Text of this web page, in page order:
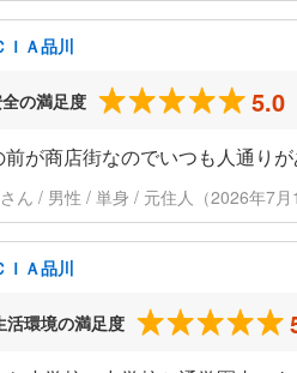
ＩＡ品川
の満足度 5.0
が商店街なのでいつも人通り
ん / 男性 / 単身 / 元住人（2026年7月
ＩＡ品川
活環境の満足度